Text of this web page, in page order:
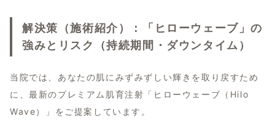
解決策（施術紹介）：「ヒローウェーブ」の
強みとリスク（持続期間・ダウンタイム）
当院では、あなたの肌にみずみずしい輝きを取り戻すため
に、最新のプレミアム肌育注射「ヒローウェーブ（Hilo
Wave）」をご提案しています。